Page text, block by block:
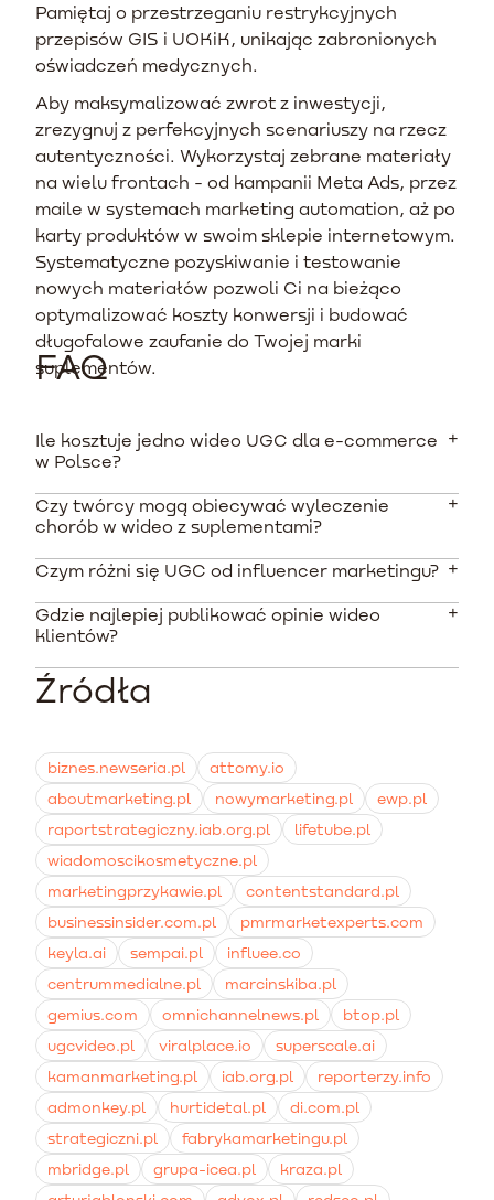
Pamiętaj o przestrzeganiu restrykcyjnych
przepisów GIS i UOKiK, unikając zabronionych
oświadczeń medycznych.
Aby maksymalizować zwrot z inwestycji,
zrezygnuj z perfekcyjnych scenariuszy na rzecz
autentyczności. Wykorzystaj zebrane materiały
na wielu frontach - od kampanii Meta Ads, przez
maile w systemach marketing automation, aż po
karty produktów w swoim sklepie internetowym.
Systematyczne pozyskiwanie i testowanie
nowych materiałów pozwoli Ci na bieżąco
optymalizować koszty konwersji i budować
długofalowe zaufanie do Twojej marki
suplementów.
FAQ
Ile kosztuje jedno wideo UGC dla e-commerce
w Polsce?
W 2026 roku średni koszt stworzenia prostego, 30-
EUR). Bardziej doświadczeni twórcy oferujący montaż i
nawet 1500 PLN za film.
Czy twórcy mogą obiecywać wyleczenie
chorób w wideo z suplementami?
Absolutnie nie. UOKiK oraz GIS surowo karzą za
przypisywanie suplementom właściwości leczniczych.
Materiały muszą opierać się na dozwolonych
EFSA.
Czym różni się UGC od influencer marketingu?
Influencerowi płacisz za to, aby udostępnił post swoim
użytkownika generuje dla Ciebie surowe wideo, które
sam dystrybuujesz we własnych kampaniach płatnych.
Gdzie najlepiej publikować opinie wideo
klientów?
Najlepsze efekty daje wykorzystanie materiałów w
umieszczone bezpośrednio na stronach produktów
oraz w automatycznych mailach dla porzuconych
koszyków.
Źródła
biznes.newseria.pl
attomy.io
aboutmarketing.pl
nowymarketing.pl
ewp.pl
raportstrategiczny.iab.org.pl
lifetube.pl
wiadomoscikosmetyczne.pl
marketingprzykawie.pl
contentstandard.pl
businessinsider.com.pl
pmrmarketexperts.com
keyla.ai
sempai.pl
influee.co
centrummedialne.pl
marcinskiba.pl
gemius.com
omnichannelnews.pl
btop.pl
ugcvideo.pl
viralplace.io
superscale.ai
kamanmarketing.pl
iab.org.pl
reporterzy.info
admonkey.pl
hurtidetal.pl
di.com.pl
strategiczni.pl
fabrykamarketingu.pl
mbridge.pl
grupa-icea.pl
kraza.pl